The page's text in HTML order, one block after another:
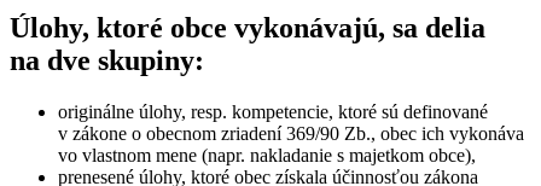
Úlohy, ktoré obce vykonávajú, sa delia
na dve skupiny:
originálne úlohy, resp. kompetencie, ktoré sú definované
v zákone o obecnom zriadení 369/90 Zb., obec ich vykonáva
vo vlastnom mene (napr. nakladanie s majetkom obce),
prenesené úlohy, ktoré obec získala účinnosťou zákona